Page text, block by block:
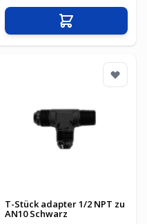
In den
T-Stück adapter 1/2 NPT zu
AN10 Schwarz